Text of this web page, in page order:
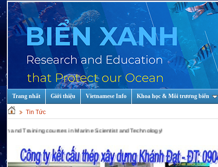
Trang nhất Giới thiệu Vietnamese Info Khoa học & Môi trương biển
Tin Tức
in Marine Scientist and Technology!